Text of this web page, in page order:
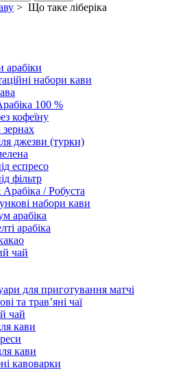
> Що таке ліберіка
арабіки
набори кави
100 %
кофеїну
джезви (турки)
еспресо
фільтр
/ Робуста
набори кави
арабіка
арабіка
чай
для приготування матчі
та трав’яні чаї
чай
кави
кави
кавоварки